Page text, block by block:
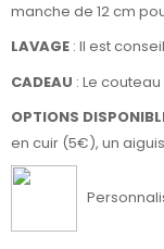
manche de 12 cm
LAVAGE : Il est
CADEAU : Le
OPTIONS
en cuir (5€), un